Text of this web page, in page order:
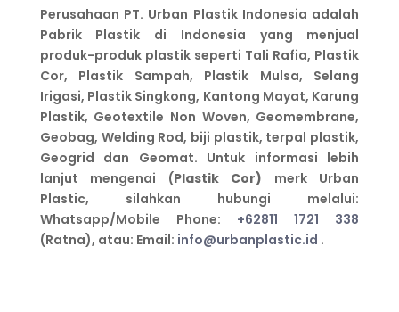
Perusahaan PT. Urban Plastik Indonesia adalah
Pabrik Plastik di Indonesia yang menjual
produk-produk plastik seperti Tali Rafia, Plastik
Cor, Plastik Sampah, Plastik Mulsa, Selang
Irigasi, Plastik Singkong, Kantong Mayat, Karung
Plastik, Geotextile Non Woven, Geomembrane,
Geobag, Welding Rod, biji plastik, terpal plastik,
Geogrid dan Geomat. Untuk informasi lebih
lanjut mengenai (Plastik Cor) merk Urban
Plastic, silahkan hubungi melalui:
Whatsapp/Mobile Phone: +62811 1721 338
(Ratna), atau: Email: info@urbanplastic.id .